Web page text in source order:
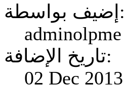
إضيف بواسطة:
adminolpme
تاريخ الإضافة:
02 Dec 2013